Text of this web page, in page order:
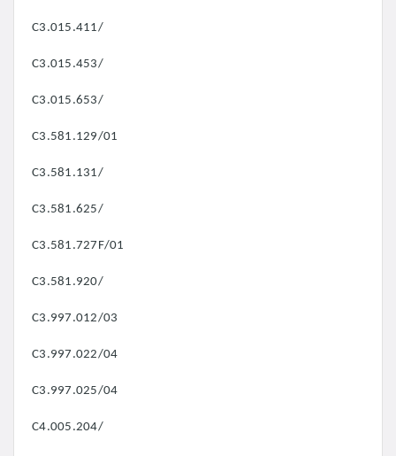
C3.015.411/
C3.015.453/
C3.015.653/
C3.581.129/01
C3.581.131/
C3.581.625/
C3.581.727F/01
C3.581.920/
C3.997.012/03
C3.997.022/04
C3.997.025/04
C4.005.204/